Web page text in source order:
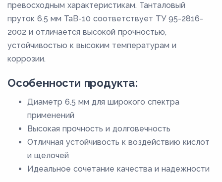
превосходным характеристикам. Танталовый
пруток 6.5 мм ТаВ-10 соответствует ТУ 95-2816-
2002 и отличается высокой прочностью,
устойчивостью к высоким температурам и
коррозии.
Особенности продукта:
Диаметр 6.5 мм для широкого спектра
применений
Высокая прочность и долговечность
Отличная устойчивость к воздействию кислот
и щелочей
Идеальное сочетание качества и надежности